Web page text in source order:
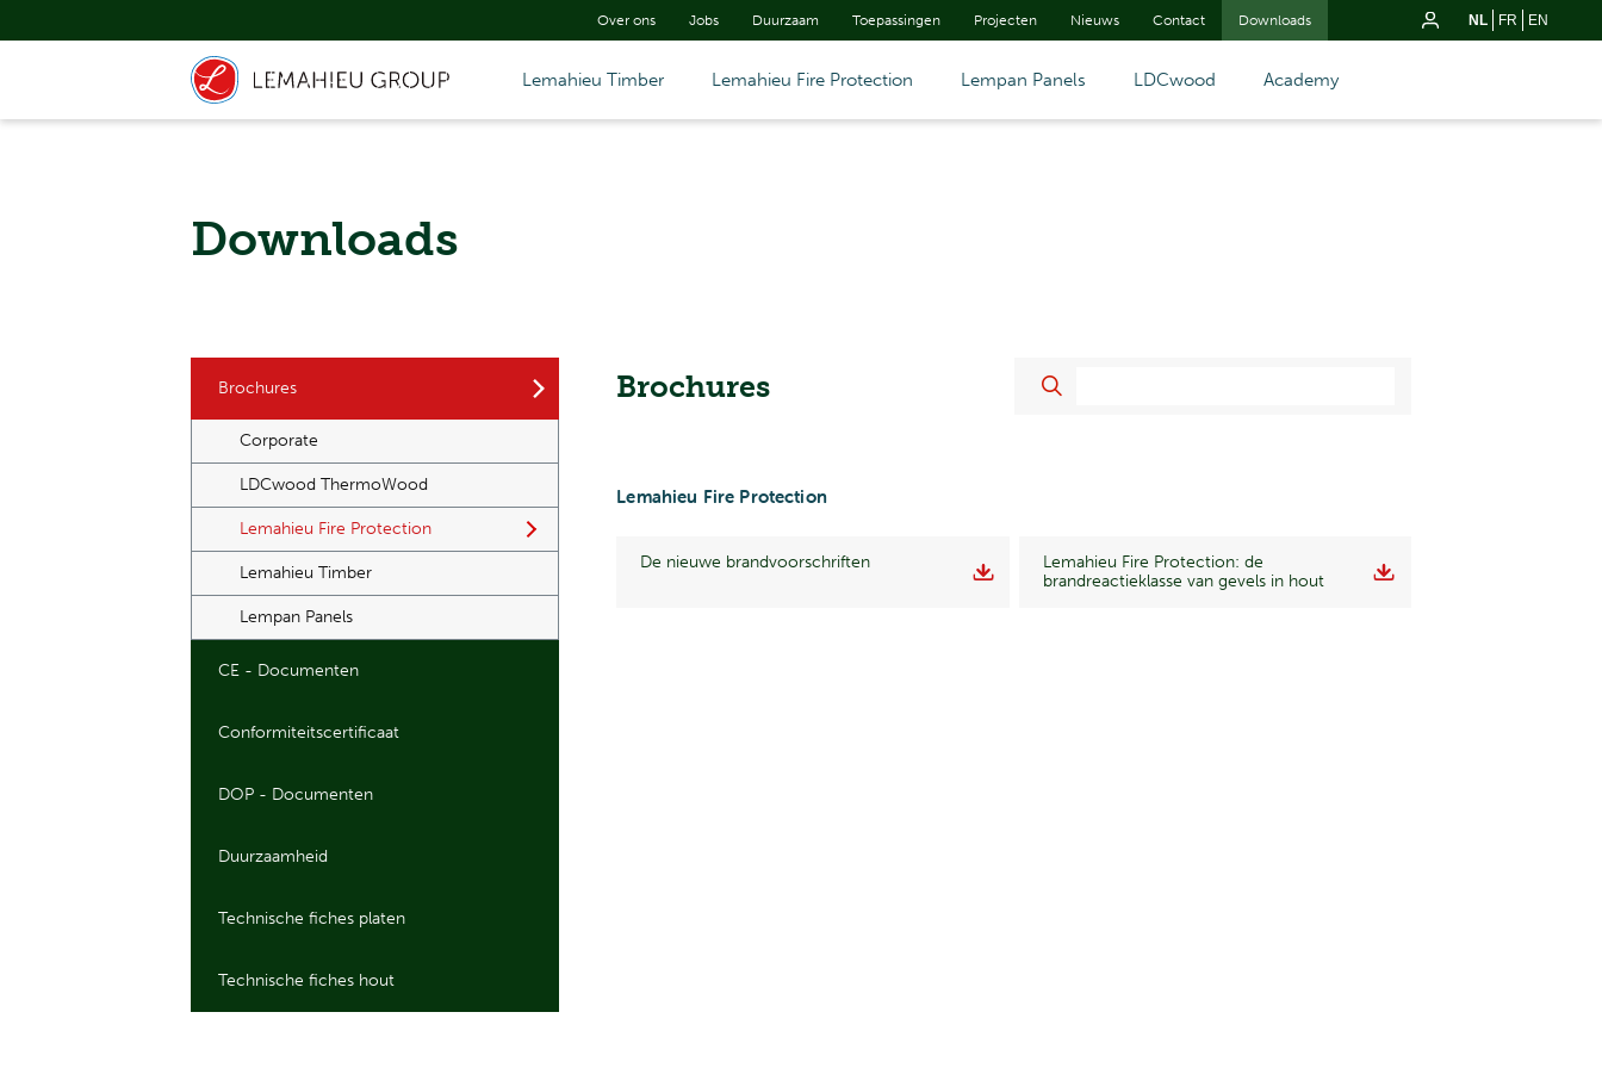
Over ons Jobs Duurzaam Toepassingen Projecten Nieuws Contact Downloads NL FR EN
Lemahieu Timber Lemahieu Fire Protection Lempan Panels LDCwood Academy
Downloads
Brochures
Corporate
LDCwood ThermoWood
Lemahieu Fire Protection
Lemahieu Timber
Lempan Panels
CE - Documenten
Conformiteitscertificaat
DOP - Documenten
Duurzaamheid
Technische fiches platen
Technische fiches hout
Brochures
Lemahieu Fire Protection
De nieuwe brandvoorschriften
Lemahieu Fire Protection: de
brandreactieklasse van gevels in hout